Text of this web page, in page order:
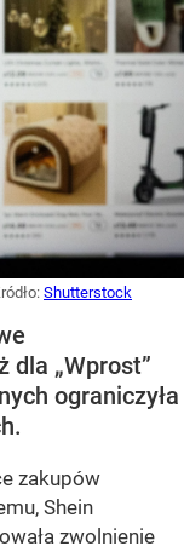
Shutterstock
dla „Wprost”
ograniczyła
zakupów
Shein
zwolnienie